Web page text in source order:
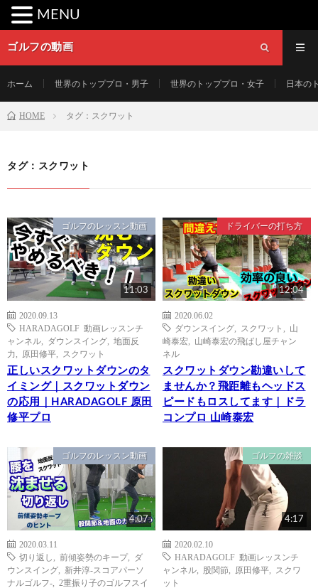
ゴルフの動画
ホーム 世界のトッププロ・男子 世界のトッププロ・女子 日本の
HOME タグ：スクワット
タグ：スクワット
ゴルフのレッスン動画
11:03
2020.09.13
HARADAGOLF 動画レッスンチ
ャンネル
ダウンスイング
地面反
力
原田修平 スクワット
正しいスクワットダウンのタ
イミング｜スクワットダウン
の応用｜HARADAGOLF 原田
修平プロ
ドライバーの打ち方
12:04
2020.06.02
ダウンスイング
スクワット
山
崎泰宏
山崎泰宏の飛ばし屋チャン
ネル
スクワットダウン勘違いして
ませんか？飛距離もヘッドス
ピードもロスしてます｜ドラ
コンプロ 山崎泰宏
ゴルフのレッスン動画
4:07
2020.03.11
切り返し
前傾姿勢のキープ, ダ
ウンスイング
新井淳-スコアパーソ
ナルゴルフ-
2重振り子のゴルフスイ
ゴルフの雑談
4:17
2020.02.10
HARADAGOLF 動画レッスンチ
ャンネル
股関節 原田修平
スクワ
ット
MENU